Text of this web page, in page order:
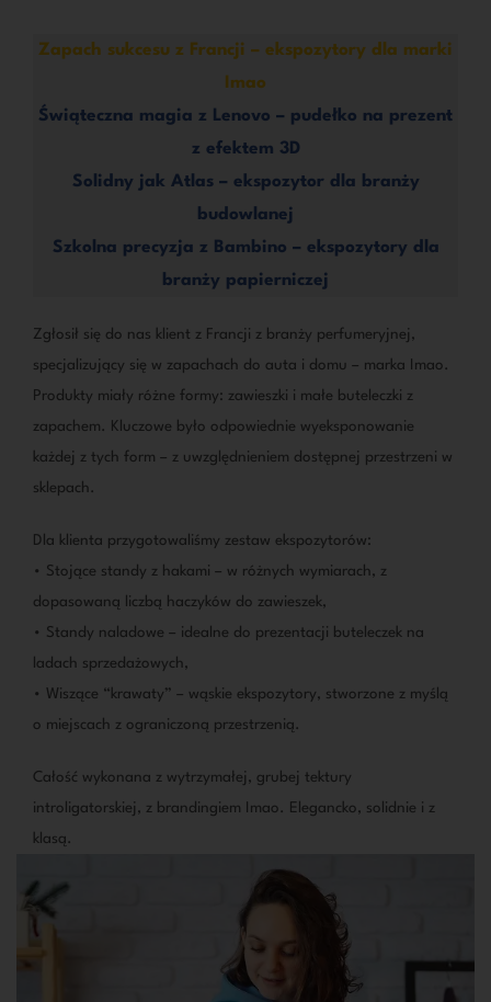
Zapach sukcesu z Francji – ekspozytory dla marki
Imao
Świąteczna magia z Lenovo – pudełko na prezent
z efektem 3D
Solidny jak Atlas – ekspozytor dla branży
budowlanej
Szkolna precyzja z Bambino – ekspozytory dla
branży papierniczej
Zgłosił się do nas klient z Francji z branży perfumeryjnej,
specjalizujący się w zapachach do auta i domu – marka Imao.
Produkty miały różne formy: zawieszki i małe buteleczki z
zapachem. Kluczowe było odpowiednie wyeksponowanie
każdej z tych form – z uwzględnieniem dostępnej przestrzeni w
sklepach.
Dla klienta przygotowaliśmy zestaw ekspozytorów:
• Stojące standy z hakami – w różnych wymiarach, z
dopasowaną liczbą haczyków do zawieszek,
• Standy naladowe – idealne do prezentacji buteleczek na
ladach sprzedażowych,
• Wiszące “krawaty” – wąskie ekspozytory, stworzone z myślą
o miejscach z ograniczoną przestrzenią.
Całość wykonana z wytrzymałej, grubej tektury
introligatorskiej, z brandingiem Imao. Elegancko, solidnie i z
klasą.